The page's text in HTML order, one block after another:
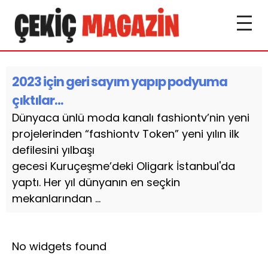
2023 için geri sayım yapıp podyuma
çıktılar…
Dünyaca ünlü moda kanalı fashiontv’nin yeni
projelerinden “fashiontv Token” yeni yılın ilk
defilesini yılbaşı
gecesi Kuruçeşme’deki Oligark İstanbul'da
yaptı. Her yıl dünyanın en seçkin
mekanlarından ...
No widgets found